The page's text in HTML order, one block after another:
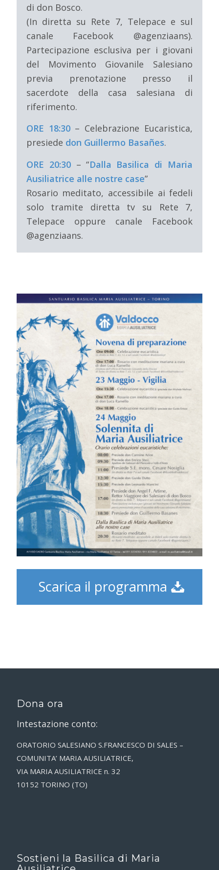
di don Bosco.
(In diretta su Rete 7, Telepace e sul
canale Facebook @agenziaans).
Partecipazione esclusiva per i giovani
del Movimento Giovanile Salesiano
previa prenotazione presso il
sacerdote della casa salesiana di
riferimento.
ORE 18:30– Celebrazione Eucaristica,
presiede don Guillermo Basañes.
ORE 20:30– “Dalla Basilica di Maria
Ausiliatrice alle nostre case”
Rosario meditato, accessibile ai fedeli
solo tramite diretta tv su Rete 7,
Telepace oppure canale Facebook
@agenziaans.
Scarica il programma
Dona ora
Intestazione conto:
ORATORIO SALESIANO S.FRANCESCO DI SALES –
COMUNITA’ MARIA AUSILIATRICE,
VIA MARIA AUSILIATRICE n. 32
10152 TORINO (TO)
Sostieni la Basilica di Maria